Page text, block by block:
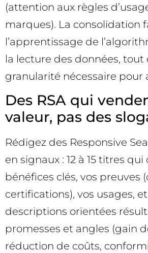
(attention aux règles
marques). La consolidation
l’apprentissage de
la lecture des données, tout
granularité nécessaire pour
Des RSA qui
valeur, pas des
Rédigez des Responsive
en signaux : 12 à 15 titres
bénéfices clés, vos preuves
certifications), vos usages,
descriptions orientées
promesses et angles (gain
réduction de coûts,